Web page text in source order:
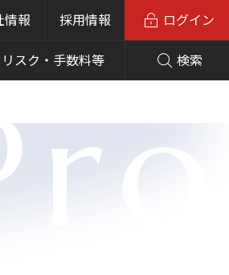
情報 採用情報
リスク・ 手数料等 検索
ログイン